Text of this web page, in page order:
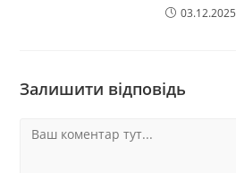
03.12.2025
Залишити відповідь